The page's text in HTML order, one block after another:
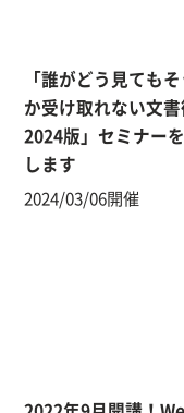
2024/03/06開催
「誰がどう見ても
か受け取れない文書
2024版」セミナー
します